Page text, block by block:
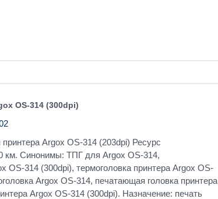
OS-314 (300dpi)
Argox OS-314 (203dpi) Ресурс
км. Синонимы: ТПГ для Argox OS-314,
OS-314 (300dpi), термоголовка принтера Argox OS-
Argox OS-314, печатающая головка принтера
Argox OS-314 (300dpi). Назначение: печать